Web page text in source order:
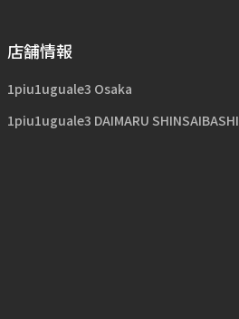
店舗情報
1piu1uguale3 Osaka
1piu1uguale3 DAIMARU SHINSAIBASHI